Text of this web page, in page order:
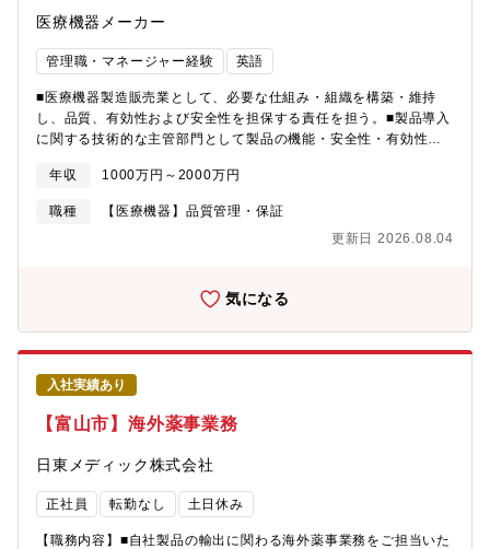
会いすることのないKOLの意見が直接うかがえる■仕事の影響が大
きい・自分の作ったものが多くの人に見てもらえ、影響を与える
可能性がある、反響がある・薬剤師とは違う角度から、ドクタ
ー、製薬会社、病院、その他企業などで働く多くの人とかかわる
ことができる■働きやすい・薬剤師の仕事の中では希少なデスクワ
ーク・休暇取得の自由度が高い、土日、年末年始が休み・比較
的、自分のペースで仕事ができる・人間関係がフラット■その他・
医療機器メーカー
管理職・マネージャー経験 英語
■医療機器製造販売業として、必要な仕組み・組織を構築・維持
し、品質、有効性および安全性を担保する責任を担う。■製品導入
に関する技術的な主管部門として製品の機能・安全性・有効性を
基づき、顧客への価値提供を最大化するため、法的・品質要求事
項を確実に満たし、全体最適の視点でRAQA（Regulatory Affairs
and Quality Assurance）体制を強化する。■RAQAヘッドの右腕
として、組織文化の醸成、後継者育成、およびリスク管理・業務
どまらず、検査用手袋、ドレーン、ニードルカウンター等々、手
品ラインナップを持っております。■感染対策、医療安全への貢献
務効率に貢献いたします。■外資系でありながら、非上場企業（プ
員のやりがいやお客様の満足度を高める事が優先されます。■世界
きます。■国内においては、新物流センターの建設、新キット工場
の建設及び増築、営業スタッフの増員と毎年のように積極的な投
資をしております。
年収 1000万円～2000万円
職種
【医療機器】品質管理・保証
更新日 2026.08.04
気になる
入社実績あり
【富山市】海外薬事業務
日東メディック株式会社
正社員 転勤なし 土日休み
【職務内容】■自社製品の輸出に関わる海外薬事業務をご担当いた